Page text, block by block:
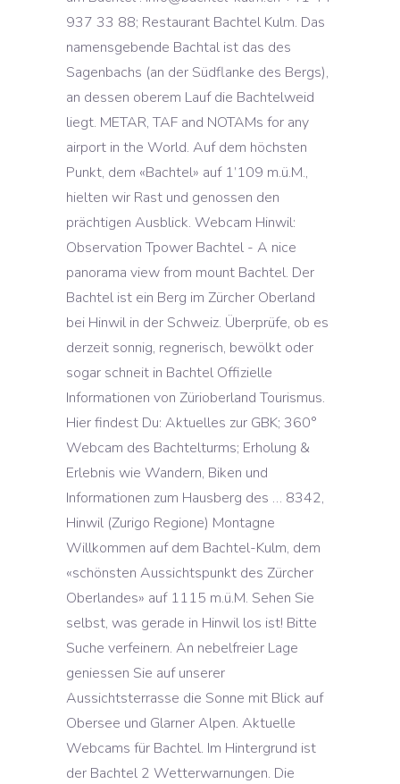
937 33 88; Restaurant Bachtel Kulm. Das
namensgebende Bachtal ist das des
Sagenbachs (an der Südflanke des Bergs),
an dessen oberem Lauf die Bachtelweid
liegt. METAR, TAF and NOTAMs for any
airport in the World. Auf dem höchsten
Punkt, dem «Bachtel» auf 1’109 m.ü.M.,
hielten wir Rast und genossen den
prächtigen Ausblick. Webcam Hinwil:
Observation Tpower Bachtel - A nice
panorama view from mount Bachtel. Der
Bachtel ist ein Berg im Zürcher Oberland
bei Hinwil in der Schweiz. Überprüfe, ob es
derzeit sonnig, regnerisch, bewölkt oder
sogar schneit in Bachtel Offizielle
Informationen von Zürioberland Tourismus.
Hier findest Du: Aktuelles zur GBK; 360°
Webcam des Bachtelturms; Erholung &
Erlebnis wie Wandern, Biken und
Informationen zum Hausberg des … 8342,
Hinwil (Zurigo Regione) Montagne
Willkommen auf dem Bachtel-Kulm, dem
«schönsten Aussichtspunkt des Zürcher
Oberlandes» auf 1115 m.ü.M. Sehen Sie
selbst, was gerade in Hinwil los ist! Bitte
Suche verfeinern. An nebelfreier Lage
geniessen Sie auf unserer
Aussichtsterrasse die Sonne mit Blick auf
Obersee und Glarner Alpen. Aktuelle
Webcams für Bachtel. Im Hintergrund ist
der Bachtel 2 Wetterwarnungen. Die